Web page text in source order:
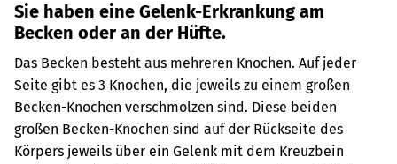
Sie haben eine Gelenk-Erkrankung am
Becken oder an der Hüfte.
Das Becken besteht aus mehreren Knochen. Auf jeder
Seite gibt es 3 Knochen, die jeweils zu einem großen
Becken-Knochen verschmolzen sind. Diese beiden
großen Becken-Knochen sind auf der Rückseite des
Körpers jeweils über ein Gelenk mit dem Kreuzbein